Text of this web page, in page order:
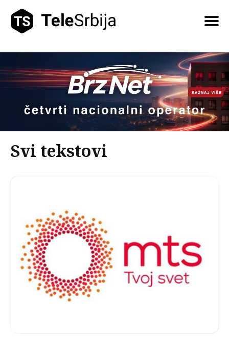
Svi tekstovi